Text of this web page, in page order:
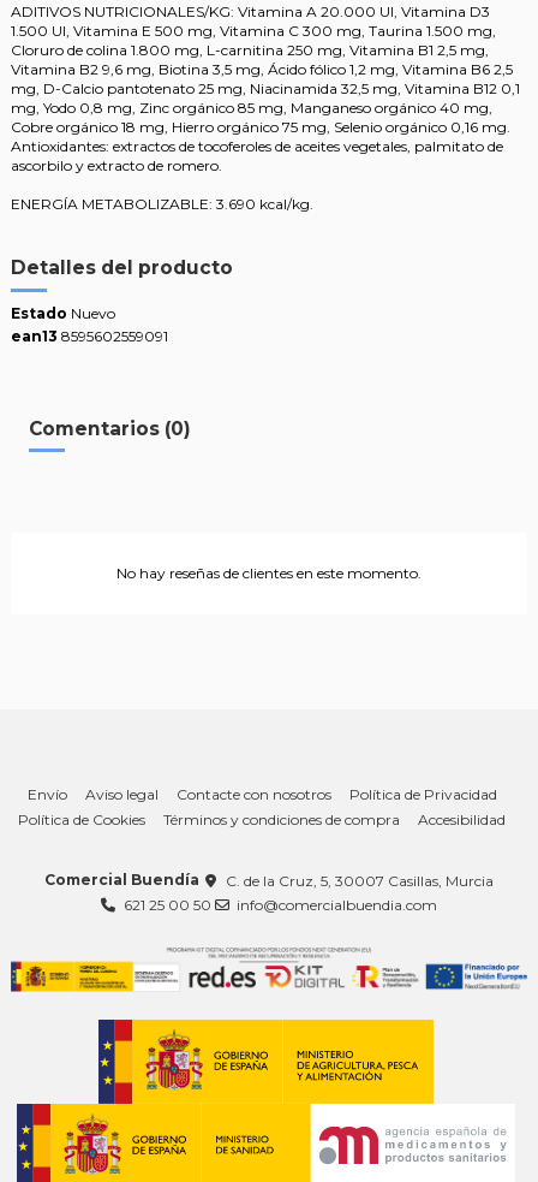
ADITIVOS NUTRICIONALES/KG: Vitamina A 20.000 UI, Vitamina D3
1.500 UI, Vitamina E 500 mg, Vitamina C 300 mg, Taurina 1.500 mg,
Cloruro de colina 1.800 mg, L-carnitina 250 mg, Vitamina B1 2,5 mg,
Vitamina B2 9,6 mg, Biotina 3,5 mg, Ácido fólico 1,2 mg, Vitamina B6 2,5
mg, D-Calcio pantotenato 25 mg, Niacinamida 32,5 mg, Vitamina B12 0,1
mg, Yodo 0,8 mg, Zinc orgánico 85 mg, Manganeso orgánico 40 mg,
Cobre orgánico 18 mg, Hierro orgánico 75 mg, Selenio orgánico 0,16 mg.
Antioxidantes: extractos de tocoferoles de aceites vegetales, palmitato de
ascorbilo y extracto de romero.
ENERGÍA METABOLIZABLE: 3.690 kcal/kg.
Detalles del producto
Estado Nuevo
ean13 8595602559091
Comentarios (0)
No hay reseñas de clientes en este momento.
Envío Aviso legal Contacte con nosotros
Política de Privacidad
Política de Cookies
Términos y condiciones de compra Accesibilidad
Comercial Buendía
C. de la Cruz, 5, 30007 Casillas, Murcia
621 25 00 50
info@comercialbuendia.com